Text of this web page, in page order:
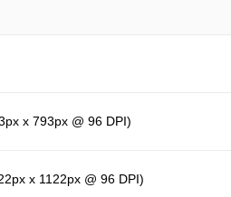
x 793px @ 96 DPI)
x 1122px @ 96 DPI)